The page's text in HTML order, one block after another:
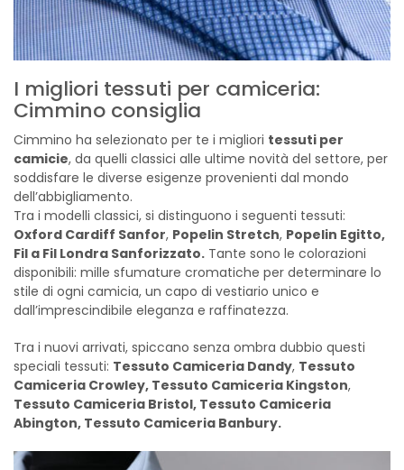
I migliori tessuti per camiceria:
Cimmino consiglia
Cimmino ha selezionato per te i migliori tessuti per
camicie, da quelli classici alle ultime novità del settore, per
soddisfare le diverse esigenze provenienti dal mondo
dell’abbigliamento.
Tra i modelli classici, si distinguono i seguenti tessuti:
Oxford Cardiff Sanfor, Popelin Stretch, Popelin Egitto,
Fil a Fil Londra Sanforizzato. Tante sono le colorazioni
disponibili: mille sfumature cromatiche per determinare lo
stile di ogni camicia, un capo di vestiario unico e
dall’imprescindibile eleganza e raffinatezza.
Tra i nuovi arrivati, spiccano senza ombra dubbio questi
speciali tessuti: Tessuto Camiceria Dandy, Tessuto
Camiceria Crowley, Tessuto Camiceria Kingston,
Tessuto Camiceria Bristol, Tessuto Camiceria
Abington, Tessuto Camiceria Banbury.